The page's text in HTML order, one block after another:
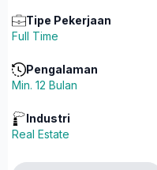
Tipe Pekerjaan
Full Time
Pengalaman
Min. 12 Bulan
Industri
Real Estate